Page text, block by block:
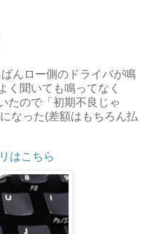
んロー側のドライバが鳴
く聞いても鳴ってなく
たので「初期不良じゃ
なった(差額はもちろん払
はこちら